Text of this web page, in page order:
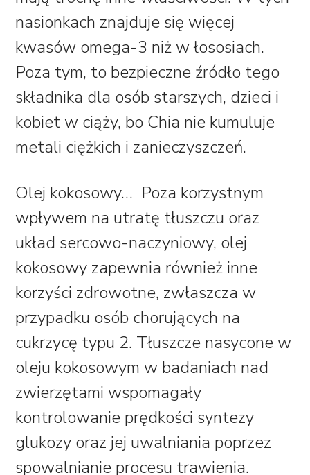
nasionkach znajduje się więcej
kwasów omega-3 niż w łososiach.
Poza tym, to bezpieczne źródło tego
składnika dla osób starszych, dzieci i
kobiet w ciąży, bo Chia nie kumuluje
metali ciężkich i zanieczyszczeń.
Olej kokosowy… Poza korzystnym
wpływem na utratę tłuszczu oraz
układ sercowo-naczyniowy, olej
kokosowy zapewnia również inne
korzyści zdrowotne, zwłaszcza w
przypadku osób chorujących na
cukrzycę typu 2. Tłuszcze nasycone w
oleju kokosowym w badaniach nad
zwierzętami wspomagały
kontrolowanie prędkości syntezy
glukozy oraz jej uwalniania poprzez
spowalnianie procesu trawienia.